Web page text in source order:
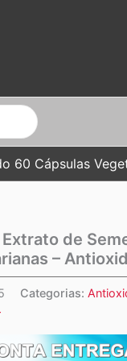
60 Cápsulas
Extrato de
–
Categorias: